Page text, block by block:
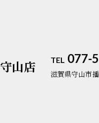
守山店 TEL 077-
滋賀県守山市